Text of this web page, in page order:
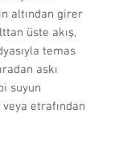
altından girer
üste akış,
temas
askı
suyun
etrafından